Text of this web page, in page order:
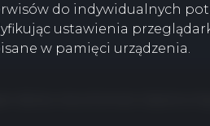
do indywidualnych
ustawienia
w pamięci urządzenia.